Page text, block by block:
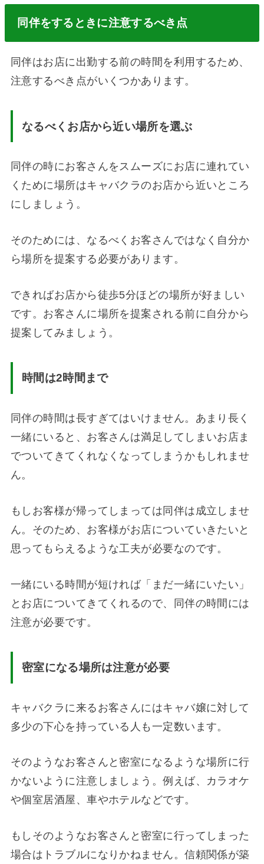
同伴をするときに注意するべき点
同伴はお店に出勤する前の時間を利用するため、
注意するべき点がいくつかあります。
なるべくお店から近い場所を選ぶ
同伴の時にお客さんをスムーズにお店に連れてい
くために場所はキャバクラのお店から近いところ
にしましょう。
そのためには、なるべくお客さんではなく自分か
ら場所を提案する必要があります。
できればお店から徒歩5分ほどの場所が好ましい
です。お客さんに場所を提案される前に自分から
提案してみましょう。
時間は2時間まで
同伴の時間は長すぎてはいけません。あまり長く
一緒にいると、お客さんは満足してしまいお店ま
でついてきてくれなくなってしまうかもしれませ
ん。
もしお客様が帰ってしまっては同伴は成立しませ
ん。そのため、お客様がお店についていきたいと
思ってもらえるような工夫が必要なのです。
一緒にいる時間が短ければ「まだ一緒にいたい」
とお店についてきてくれるので、同伴の時間には
注意が必要です。
密室になる場所は注意が必要
キャバクラに来るお客さんにはキャバ嬢に対して
多少の下心を持っている人も一定数います。
そのようなお客さんと密室になるような場所に行
かないように注意しましょう。例えば、カラオケ
や個室居酒屋、車やホテルなどです。
もしそのようなお客さんと密室に行ってしまった
場合はトラブルになりかねません。信頼関係が築